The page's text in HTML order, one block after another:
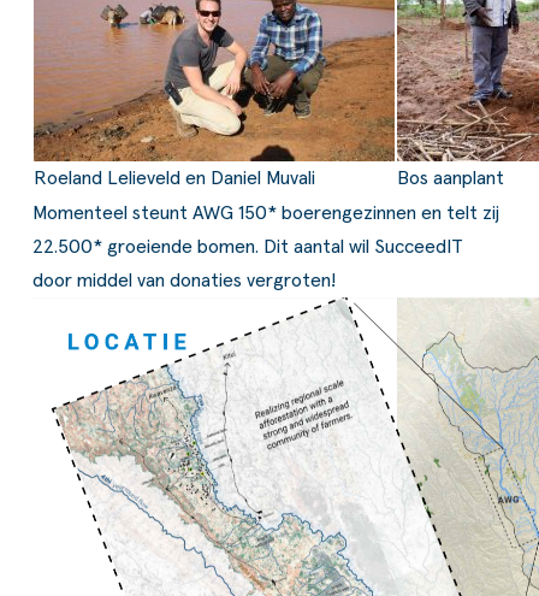
Roeland Lelieveld en Daniel Muvali
Bos aanplant
Momenteel steunt AWG 150* boerengezinnen en telt zij
22.500* groeiende bomen. Dit aantal wil SucceedIT
door middel van donaties vergroten!